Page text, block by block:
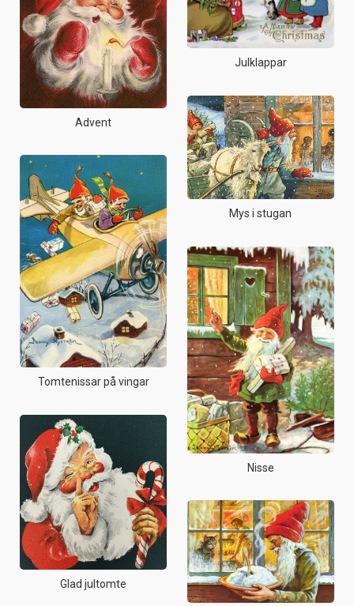
Advent
Tomtenissar på vingar
Glad jultomte
Julklappar
Mys i stugan
Nisse